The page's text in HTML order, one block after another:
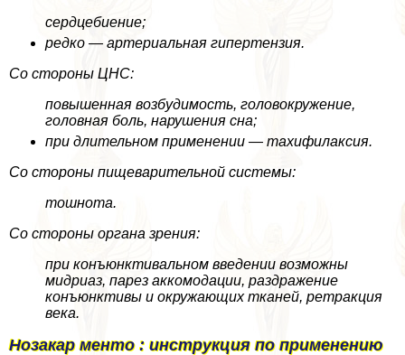
сердцебиение;
редко — артериальная гипертензия.
Со стороны ЦНС:
повышенная возбудимость, головокружение,
головная боль, нарушения сна;
при длительном применении — тахифилаксия.
Со стороны пищеварительной системы:
тошнота.
Со стороны органа зрения:
при конъюнктивальном введении возможны
мидриаз, парез аккомодации, раздражение
конъюнктивы и окружающих тканей, ретpaкция
века.
Нозакар менто : инструкция по применению